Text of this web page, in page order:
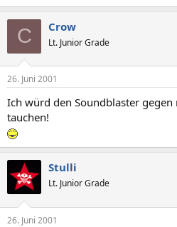
C Crow
Lt. Junior Grade
26. Juni 2001
Ich würd den Soundblaster gegen
tauchen!
Stulli
Lt. Junior Grade
26. Juni 2001